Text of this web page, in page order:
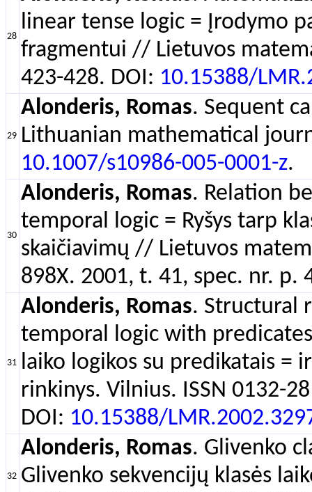
28
linear tense logic = Įrodymo
fragmentui // Lietuvos
423-428. DOI: 10.15388/
29
Alonderis, Romas. Sequent
Lithuanian mathematical
10.1007/s10986-005-0001-z.
30
Alonderis, Romas. Relation
temporal logic = Ryšys tarp
skaičiavimų // Lietuvos
898X. 2001, t. 41, spec. nr. p.
31
Alonderis, Romas. Structural
temporal logic with
laiko logikos su predikatais =
rinkinys. Vilnius. ISSN 0132-
DOI: 10.15388/
32
Alonderis, Romas. Glivenko
Glivenko sekvencijų klasės